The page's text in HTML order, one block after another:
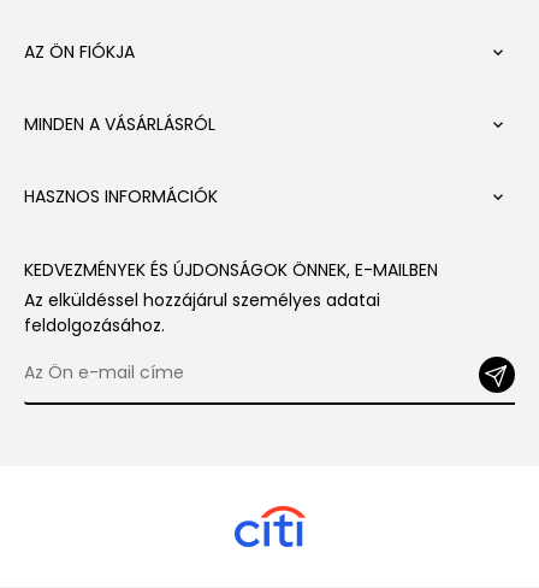
AZ ÖN FIÓKJA 
MINDEN A VÁSÁRLÁSRÓL 
HASZNOS INFORMÁCIÓK 
KEDVEZMÉNYEK ÉS ÚJDONSÁGOK ÖNNEK, E-MAILBEN
Az elküldéssel hozzájárul személyes adatai
feldolgozásához.